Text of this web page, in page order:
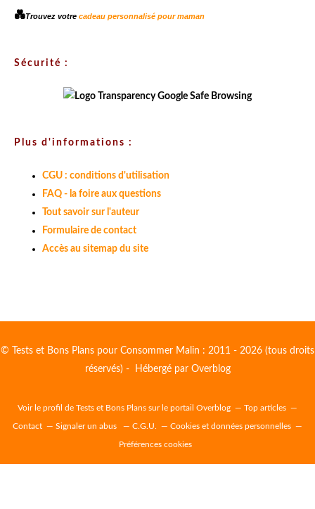
💑Trouvez votre cadeau personnalisé pour maman
Sécurité :
Plus d'informations :
CGU : conditions d'utilisation
FAQ - la foire aux questions
Tout savoir sur l'auteur
Formulaire de contact
Accès au sitemap du site
© Tests et Bons Plans pour Consommer Malin : 2011 - 2026 (tous droits
réservés) - Hébergé par Overblog
Voir le profil de Tests et Bons Plans sur le portail Overblog Top articles
Contact Signaler un abus C.G.U. Cookies et données personnelles
Préférences cookies